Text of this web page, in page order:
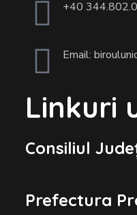
+40
Email:
Linkuri
Consiliul
Prefectura